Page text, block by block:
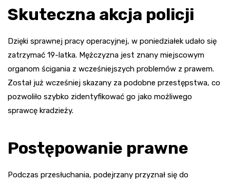
Skuteczna akcja policji
Dzięki sprawnej pracy operacyjnej, w poniedziałek udało się
zatrzymać 19-latka. Mężczyzna jest znany miejscowym
organom ścigania z wcześniejszych problemów z prawem.
Został już wcześniej skazany za podobne przestępstwa, co
pozwoliło szybko zidentyfikować go jako możliwego
sprawcę kradzieży.
Postępowanie prawne
Podczas przesłuchania, podejrzany przyznał się do